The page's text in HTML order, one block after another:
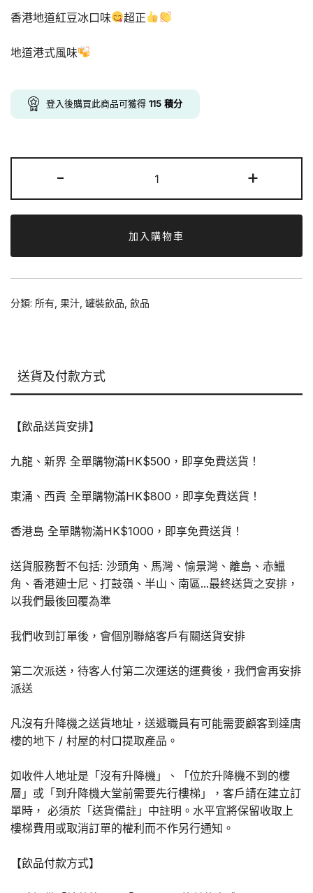
香港地道紅豆冰口味 超正
地道港式風味
登入後購買此商品可獲得 115 積分
-
灣
板
町
椰
汁
數
+
加入購物車
分類: 所有 果汁 罐裝飲品 飲品
送貨及付款方式
【飲品送貨安排】
九龍、新界 全單購物滿HK$500，即享免費送貨！
東涌、西貢 全單購物滿HK$800，即享免費送貨！
香港島 全單購物滿HK$1000，即享免費送貨！
送貨服務暫不包括: 沙頭角、馬灣、愉景灣、離島、赤鱲
角、香港廸士尼、打鼓嶺、半山、南區...最終送貨之安排，
以我們最後回覆為準
我們收到訂單後，會個別聯絡客戶有關送貨安排
第二次派送，待客人付第二次運送的運費後，我們會再安排
派送
凡沒有升降機之送貨地址，送遞職員有可能需要顧客到達唐
樓的地下 / 村屋的村口提取產品。
如收件人地址是「沒有升降機」、「位於升降機不到的樓
層」或「到升降機大堂前需要先行樓梯」，客戶請在建立訂
單時， 必須於「送貨備註」中註明。水平宜將保留收取上
樓梯費用或取消訂單的權利而不作另行通知。
【飲品付款方式】